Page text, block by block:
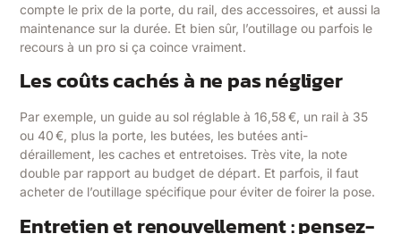
compte le prix de la porte, du rail, des accessoires, et aussi la
maintenance sur la durée. Et bien sûr, l’outillage ou parfois le
recours à un pro si ça coince vraiment.
Les coûts cachés à ne pas négliger
Par exemple, un guide au sol réglable à 16,58 €, un rail à 35
ou 40 €, plus la porte, les butées, les butées anti-
déraillement, les caches et entretoises. Très vite, la note
double par rapport au budget de départ. Et parfois, il faut
acheter de l’outillage spécifique pour éviter de foirer la pose.
Entretien et renouvellement : pensez-